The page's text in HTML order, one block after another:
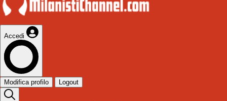
Accedi
Modifica profilo Logout